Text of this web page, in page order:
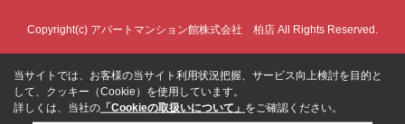
Copyright(c) アパートマンション館株式会社 柏店 All Rights Reserved.
当サイトでは、お客様の当サイト利用状況把握、サービス向上検討を目的と
して、クッキー（Cookie）を使用しています。
詳しくは、当社の 「Cookieの取扱いについて」 をご確認ください。